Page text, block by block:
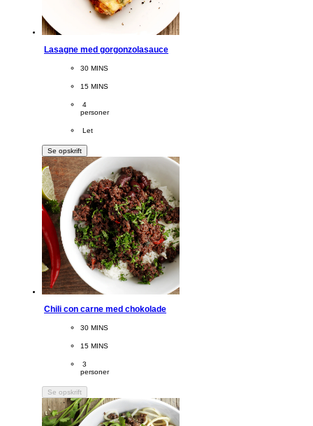
Lasagne med gorgonzolasauce
CookingTime
30 MINS
PreparationTime
15 MINS
Servings
4
personer
Difficulty
Let
Se opskrift
Chili con carne med chokolade
CookingTime
30 MINS
PreparationTime
15 MINS
Servings
3
personer
Se opskrift